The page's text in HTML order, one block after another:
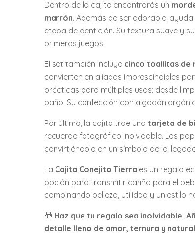
Dentro de la cajita encontrarás un
marrón. Además de ser adorable,
etapa de dentición. Su textura suave y
primeros juegos.
El set también incluye cinco toallitas de
convierten en aliadas imprescindibles
prácticas para múltiples usos: desde
baño. Su confección con algodón
Por último, la cajita trae una tarjeta de
recuerdo fotográfico inolvidable. Los
convirtiéndola en un símbolo de la
La Cajita Conejito Tierra es un regalo
opción para transmitir cariño para el
combinando belleza, utilidad y un estilo
🎁 Haz que tu regalo sea inolvidable.
detalle lleno de amor, ternura y